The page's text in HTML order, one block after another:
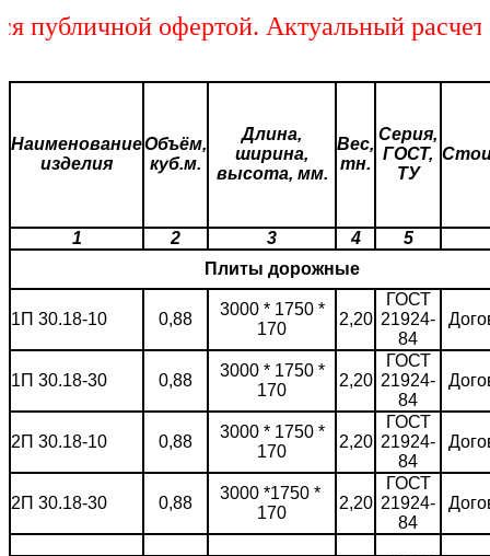
офертой. Актуальный расчет
Наименование
изделия
Объём,
куб.м.
Длина,
ширина,
высота, мм.
Вес,
тн.
Серия,
ГОСТ,
ТУ
1 2 3 4
5
Плиты дорожные
1П 30.18-10 0,88
3000 * 1750 *
170
2,20
ГОСТ
21924-
84
1П 30.18-30 0,88
3000 * 1750 *
170
2,20
ГОСТ
21924-
84
2П 30.18-10 0,88
3000 * 1750 *
170
2,20
ГОСТ
21924-
84
2П 30.18-30 0,88
3000 *1750 *
170
2,20
ГОСТ
21924-
84